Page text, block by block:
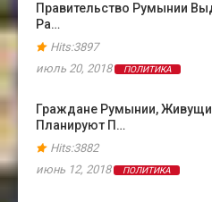
Правительство Румынии
Ра…
Hits:3897
июль 20, 2018
ПОЛИТИКА
Граждане Румынии,
Планируют П…
Hits:3882
июнь 12, 2018
ПОЛИТИКА